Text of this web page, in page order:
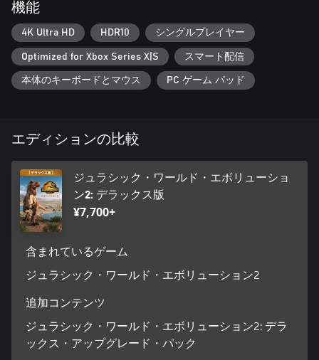
配者』ともつながる臨場感あふれる新キャンペーンが楽しめ
る。クレア・ディアリング (日本語版声優: 林真里花 - 英語版声
優: Bryce Dallas Howard)、アラン・グラント博士 (英語版声優:
Sam Neill)、エリー・サトラー博士 (英語版声優: Laura Dern) な
ど、映画に登場する主要キャラクターたちと行動を共にしよ
う。さらに映画を元にした様々な新施設を活用して、バイオシ
ン・ジェネティクス社の研究施設を建設することも可能。
新種を合成して孵化させ、多様な生態をパークで観察しよう。
他にも、『ジュラシック・ワールド/新たなる支配者』にまつわ
る IF シナリオをプレイしたり、4 種の素晴らしい新古生物種で
パークの目玉を増やしたりもできる。
ジュラシック・ワールド・エボリューション 2: ドミニオン・マ
ルタ拡張パック
ユニバーサル・ピクチャーズと Amblin Entertainment がお届け
する映画『ジュラシック・ワールド/新たなる支配者』の前日譚
またがる複数の恐竜パークを運営しよう。『ジュラシック・ワ
では、目を見張る新古生物種や、新たな島々、マルタ風の美し
く精細な建物などに加えて、まったく新しいキャンペーンがプ
レイヤーを待ち受けている。
機能
4K Ultra HD HDR10 シングルプレイヤー
Optimized for Xbox Series X|S スマート配信
本体のキーボードとマウス PC ゲーム パッド
エディションの比較
ジュラシック・ワールド・エボリューショ
ン2: デラックス版
¥7,700+
含まれているゲーム
ジュラシック・ワールド・エボリューション2
追加コンテンツ
ジュラシック・ワールド・エボリューション2: デラ
ックス・アップグレード・パック